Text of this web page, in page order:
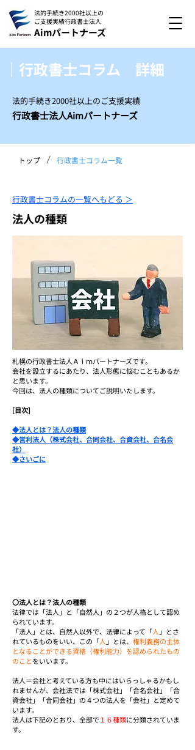
法的手続き2000社以上の
ご支援実績行政書士法人
Aimパートナーズ
｜行政書士コラム 詳細
法的手続き2000社以上のご支援実績
行政書士法人Aimパートナーズ
トップ / 行政書士コラム一覧
行政書士コラムの一覧へもどる ＞
法人の種類
札幌の行政書士法人Ａｉｍパートナーズです。
会社を設立するにあたり、法人形態に悩むこともあるか
と思います。
今回は、法人の種類についてご説明いたします。
[目次]
◆法人とは？法人の種類
◆営利法人（株式会社、合同会社、合資会社、合名会
社）
◆さいごに
〇法人とは？法人の種類
法律では「法人」と「自然人」の２つが人格として認め
られています。
「法人」とは、自然人以外で、法律によって「人」とさ
れているものをいい、この「人」とは、 権利義務の主体
となることができる資格（権利能力）を認められたもの
のことをいいます。
法人＝会社と考えている方も中にはいらっしゃるかもし
れませんが、会社法では「株式会社」「合名会社」「合
資会社」「合同会社」の４つの法人を「会社」と定めて
います。
法人は下記のとおり、全部で１６種類に分類されていま
す。